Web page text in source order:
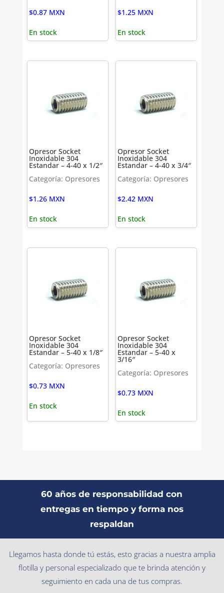
$0.87 MXN
En stock
$1.25 MXN
En stock
Opresor Socket
Inoxidable 304
Estandar – 4-40 x 1/2″
Categoría: Opresores
$1.26 MXN
En stock
Opresor Socket
Inoxidable 304
Estandar – 4-40 x 3/4″
Categoría: Opresores
$2.42 MXN
En stock
Opresor Socket
Inoxidable 304
Estandar – 5-40 x 1/8″
Categoría: Opresores
$0.73 MXN
En stock
Opresor Socket
Inoxidable 304
Estandar – 5-40 x
3/16″
Categoría: Opresores
$0.73 MXN
En stock
60 años de responsabilidad con
entregas en tiempo y forma nos
respaldan
Llegamos hasta donde tú estás, esto gracias a nuestra amplia
flotilla y personal especializado que te brinda atención y
seguimiento en cada una de tus compras.